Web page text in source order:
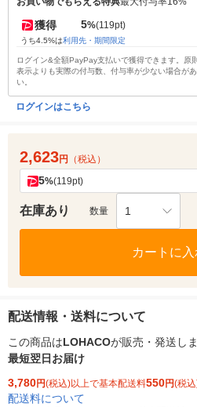
獲得 5%(119pt)
うち4.5%は利用先・期間限定
ログイン&全額PayPay支払いで獲得できます。原
表示よりも実際の付与数、付与率が少ない場合が
い。
ログインはこちら
2,623円 （税込）
5%(119pt)
在庫あり 数量 1
カートに入
配送情報・送料について
この商品はLOHACOが販売・発送しま
最短翌日お届け
3,780円(税込)以上で基本配送料550円(税
配送料について